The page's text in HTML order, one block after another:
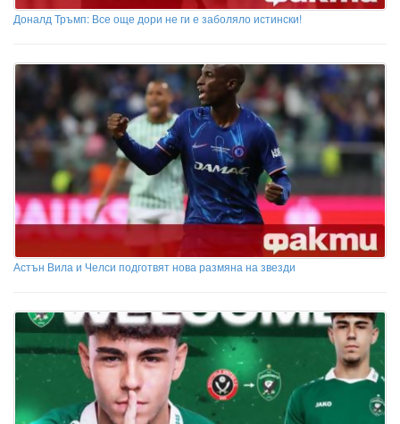
Доналд Тръмп: Все още дори не ги е заболяло истински!
Астън Вила и Челси подготвят нова размяна на звезди